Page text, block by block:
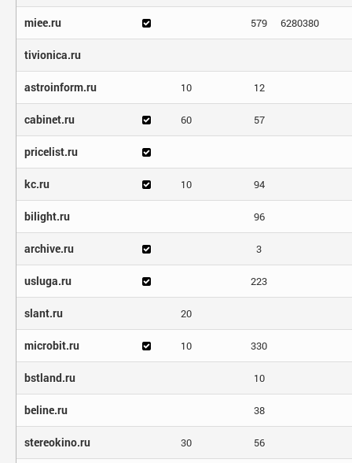
miee.ru 579 6280380
tivionica.ru
astroinform.ru 10 12
cabinet.ru 60 57
pricelist.ru
kc.ru 10 94
bilight.ru 96
archive.ru 3
usluga.ru 223
slant.ru 20
microbit.ru 10 330
bstland.ru 10
beline.ru 38
stereokino.ru 30 56